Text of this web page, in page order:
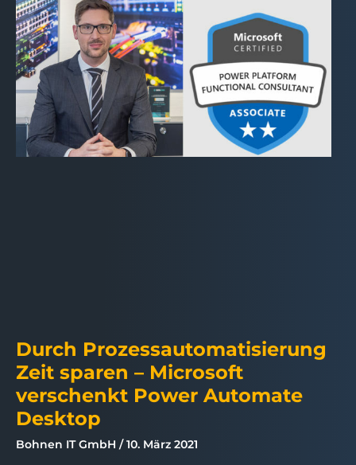
Durch Prozessautomatisierung
Zeit sparen – Microsoft
verschenkt Power Automate
Desktop
Bohnen IT GmbH 10. März 2021